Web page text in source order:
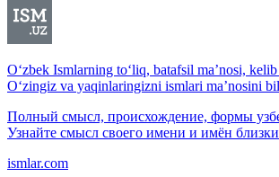
O‘zbek Ismlarning to‘liq, batafsil ma’nosi,
O‘zingiz va yaqinlaringizni ismlari ma’nosini
Полный смысл, происхождение, формы
Узнайте смысл своего имени и имён
ismlar.com